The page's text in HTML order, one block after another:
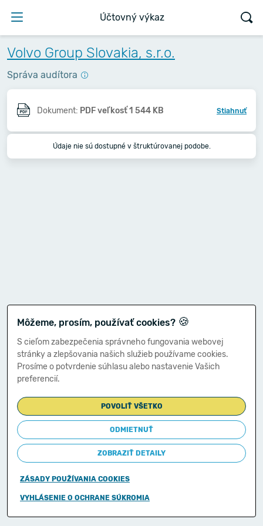
Účtovný výkaz
Volvo Group Slovakia, s.r.o.
Správa audítora
Dokument: PDF veľkosť 1 544 KB Stiahnuť
Údaje nie sú dostupné v štruktúrovanej podobe.
Môžeme, prosím, používať cookies? 🍪
S cieľom zabezpečenia správneho fungovania webovej
stránky a zlepšovania našich služieb používame cookies.
Prosíme o potvrdenie súhlasu alebo nastavenie Vašich
preferencií.
POVOLIŤ VŠETKO
ODMIETNUŤ
ZOBRAZIŤ DETAILY
ZÁSADY POUŽÍVANIA COOKIES
VYHLÁSENIE O OCHRANE SÚKROMIA
Copyright © 2011-2026